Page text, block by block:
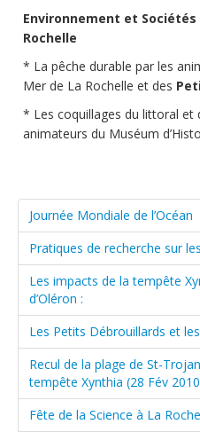
Environnement et Sociétés
Rochelle
* La pêche durable par les
Mer de La Rochelle et des
* Les coquillages du littoral et
animateurs du Muséum
Journée Mondiale de l’Océan
Pratiques de recherche sur
Les impacts de la tempête
d’Oléron :
Les Petits Débrouillards et
Recul de la plage de St-
tempête Xynthia (28 Fév
Fête de la Science à La